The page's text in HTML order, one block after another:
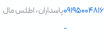
۰۹۱۹۵۰۰۴۸۱۶
-
پاسداران ، اطلس مال